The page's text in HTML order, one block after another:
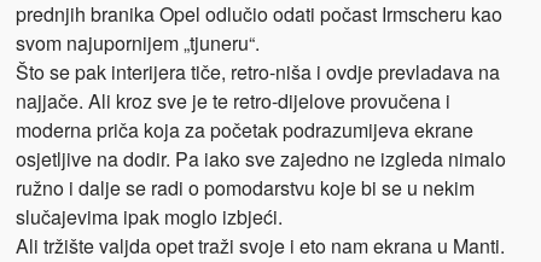
prednjih branika Opel odlučio odati počast Irmscheru kao
svom najupornijem „tjuneru“.
Što se pak interijera tiče, retro-niša i ovdje prevladava na
najjače. Ali kroz sve je te retro-dijelove provučena i
moderna priča koja za početak podrazumijeva ekrane
osjetljive na dodir. Pa iako sve zajedno ne izgleda nimalo
ružno i dalje se radi o pomodarstvu koje bi se u nekim
slučajevima ipak moglo izbjeći.
Ali tržište valjda opet traži svoje i eto nam ekrana u Manti.